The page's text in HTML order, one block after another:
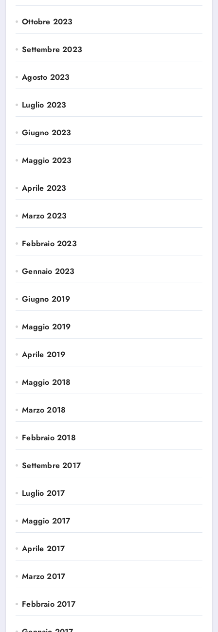
Ottobre 2023
Settembre 2023
Agosto 2023
Luglio 2023
Giugno 2023
Maggio 2023
Aprile 2023
Marzo 2023
Febbraio 2023
Gennaio 2023
Giugno 2019
Maggio 2019
Aprile 2019
Maggio 2018
Marzo 2018
Febbraio 2018
Settembre 2017
Luglio 2017
Maggio 2017
Aprile 2017
Marzo 2017
Febbraio 2017